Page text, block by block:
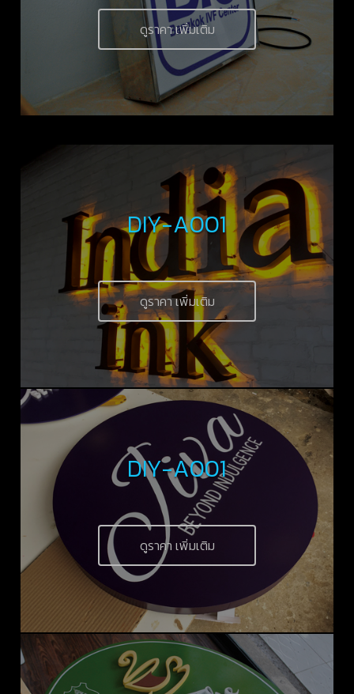
ดูราคา เพิ่มเติม
DIY-A001
ดูราคา เพิ่มเติม
DIY-A001
ดูราคา เพิ่มเติม